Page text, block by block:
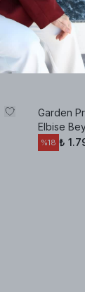
Garden
Elbise
%18 ₺